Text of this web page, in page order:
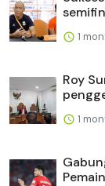
1
Roy
1